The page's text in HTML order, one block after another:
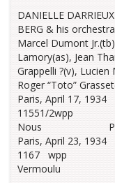
DANIELLE
BERG & his
Marcel Dumont
Lamory(as), Jean
Grappelli ?(v),
Roger “Toto”
Paris, April 17, 1934
11551/2wpp
Nous Polydor
Paris, April 23, 1934
1167 wpp Le
Vermoulu